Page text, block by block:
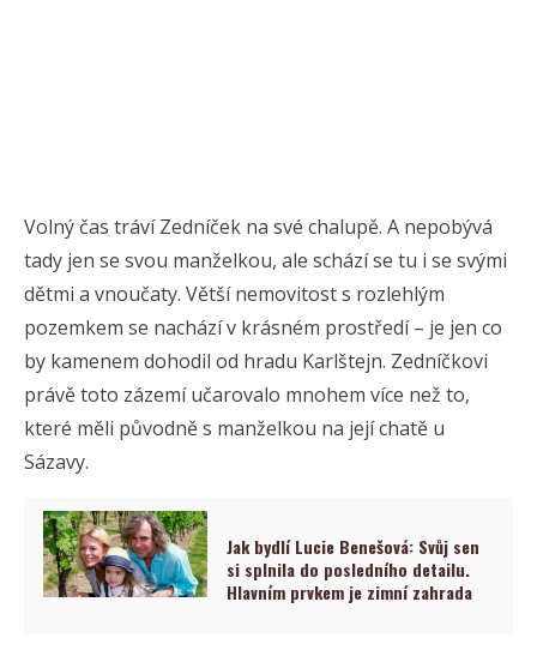
Volný čas tráví Zedníček na své chalupě. A nepobývá
tady jen se svou manželkou, ale schází se tu i se svými
dětmi a vnoučaty. Větší nemovitost s rozlehlým
pozemkem se nachází v krásném prostředí – je jen co
by kamenem dohodil od hradu Karlštejn. Zedníčkovi
právě toto zázemí učarovalo mnohem více než to,
které měli původně s manželkou na její chatě u
Sázavy.
Jak bydlí Lucie Benešová: Svůj sen
si splnila do posledního detailu.
Hlavním prvkem je zimní zahrada